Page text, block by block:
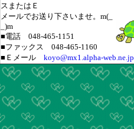
スまたはＥ
メールでお送り下さいませ。m(_
_)m
■電話 048-465-1151
■ファックス 048-465-1160
■Ｅメール koyo@mx1.alpha-web.ne.jp